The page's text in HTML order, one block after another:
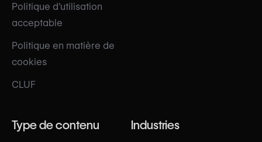
Politique d'utilisation
acceptable
Politique en matière de
cookies
CLUF
Type de contenu Industries